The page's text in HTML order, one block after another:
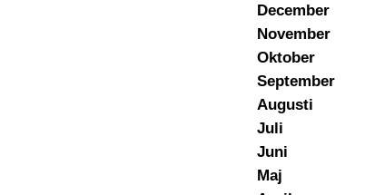
December
November
Oktober
September
Augusti
Juli
Juni
Maj